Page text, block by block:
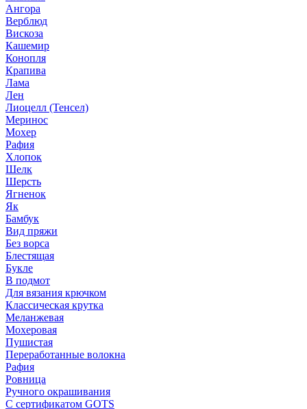
Ангора
Верблюд
Вискоза
Кашемир
Конопля
Крапива
Лама
Лен
Лиоцелл (Тенсел)
Меринос
Мохер
Рафия
Хлопок
Шелк
Шерсть
Ягненок
Як
Бамбук
Вид пряжи
Без ворса
Блестящая
Букле
В подмот
Для вязания крючком
Классическая крутка
Меланжевая
Мохеровая
Пушистая
Переработанные волокна
Рафия
Ровница
Ручного окрашивания
С сертификатом GOTS